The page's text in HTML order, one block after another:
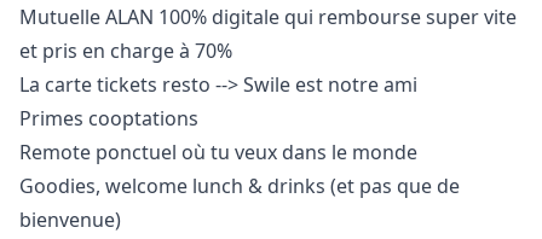
Mutuelle ALAN 100% digitale qui rembourse super vite
et pris en charge à 70%
La carte tickets resto --> Swile est notre ami
Primes cooptations
Remote ponctuel où tu veux dans le monde
Goodies, welcome lunch & drinks (et pas que de
bienvenue)